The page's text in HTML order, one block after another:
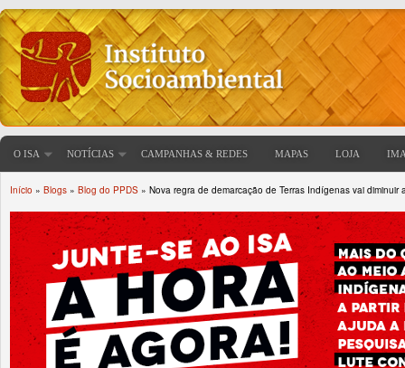
O ISA NOTÍCIAS CAMPANHAS & REDES MAPAS LOJA
Início » Blogs » Blog do PPDS » Nova regra de demarcação de Terras Indígenas vai diminuir